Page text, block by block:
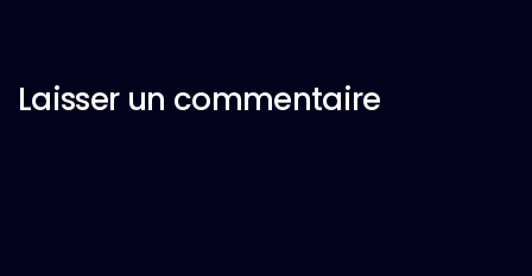
Laisser un commentaire